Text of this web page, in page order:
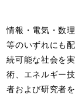
情報・電気・数
等のいずれにも
続可能な社会を
術、エネルギー
者および研究者